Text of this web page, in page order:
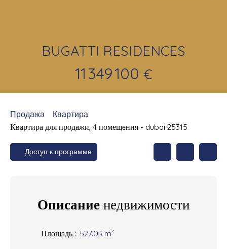
BUGATTI RESIDENCES
11 349 100 €
Продажа
Квартира
Квартира для продажи, 4 помещения - dubai 25315
Доступ к программе
Описание недвижимости
Площадь : 527.03 m²